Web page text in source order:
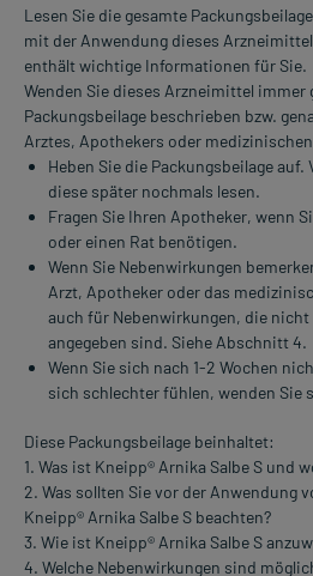
Lesen Sie die gesamte
mit der Anwendung dieses
enthält wichtige Informationen für Sie.
Wenden Sie dieses Arzneimittel immer
Packungsbeilage beschrieben bzw.
Arztes, Apothekers oder
Heben Sie die Packungsbeilage
diese später nochmals lesen.
Fragen Sie Ihren Apotheker, wenn
oder einen Rat benötigen.
Wenn Sie Nebenwirkungen
Arzt, Apotheker oder das
auch für Nebenwirkungen, die
angegeben sind. Siehe Abschnitt 4.
Wenn Sie sich nach 1-2 Wochen
sich schlechter fühlen, wenden Sie
Diese Packungsbeilage beinhaltet:
1. Was ist Kneipp® Arnika Salbe S und
2. Was sollten Sie vor der Anwendung
Kneipp® Arnika Salbe S beachten?
3. Wie ist Kneipp® Arnika Salbe S
4. Welche Nebenwirkungen sind